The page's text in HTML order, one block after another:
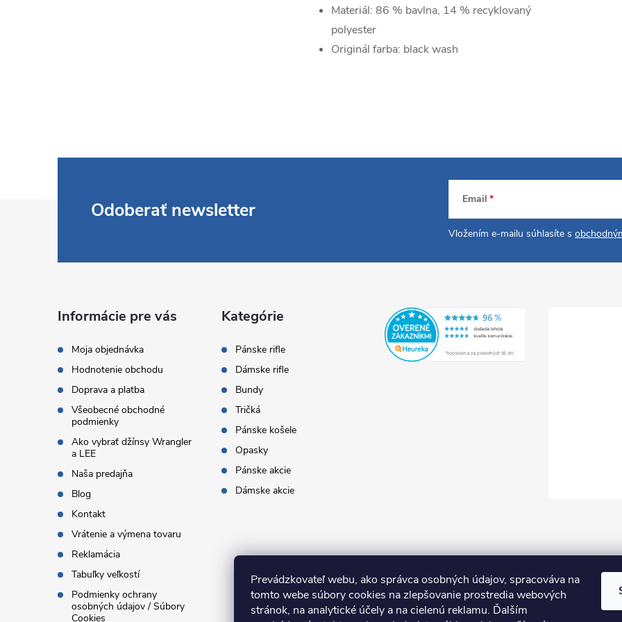
Prevádzkovateľ webu, ako správca osobných údajov, spracováva na
tomto webe súbory cookies na zlepšovanie prostredia webových
stránok, na analytické účely a na cielenú reklamu. Ďalším
Materiál: 86 % bavlna, 14 % recyklovaný
polyester
Originál farba: black wash
Odoberať newsletter Email
Vložením e-mailu súhlasíte s
Informácie pre vás
Moja objednávka
Hodnotenie obchodu
Doprava a platba
Všeobecné obchodné
podmienky
Ako vybrať džínsy Wrangler
a LEE
Naša predajňa
Blog
Kontakt
Vrátenie a výmena tovaru
Reklamácia
Tabuľky veľkostí
Podmienky ochrany
osobných údajov / Súbory
Cookies
Kategórie
Pánske rifle
Dámske rifle
Bundy
Tričká
Pánske košele
Opasky
Pánske akcie
Dámske akcie